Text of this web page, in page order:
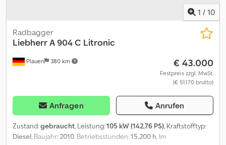
1 / 10
Plauen 380 km
Radbagger
LiebherrA 904 C Litronic
€ 43.000
Festpreis zzgl. MwSt.
(€ 51.170 brutto)
Anfragen Anrufen
Zustand:gebraucht, Leistung:105 kW (142,76 PS), Kraftstofftyp:
Diesel, Baujahr:2010, Betriebsstunden:15.200 h, Im